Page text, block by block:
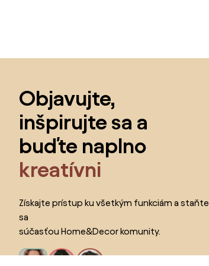
Objavujte,
inšpirujte sa a
buďte naplno
kreatívni
Získajte prístup ku všetkým funkciám a staňte
sa
súčasťou Home&Decor komunity.